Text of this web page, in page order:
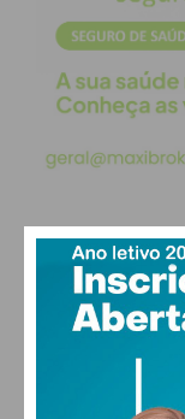
17°